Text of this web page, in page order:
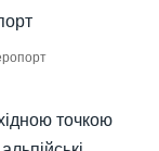
точкою